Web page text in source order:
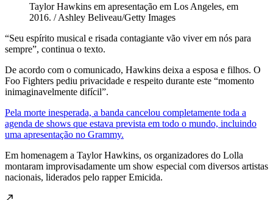
Taylor Hawkins em apresentação em Los Angeles, em
2016. / Ashley Beliveau/Getty Images
“Seu espírito musical e risada contagiante vão viver em nós para
sempre”, continua o texto.
De acordo com o comunicado, Hawkins deixa a esposa e filhos. O
Foo Fighters pediu privacidade e respeito durante este “momento
inimaginavelmente difícil”.
Pela morte inesperada, a banda cancelou completamente toda a
agenda de shows que estava prevista em todo o mundo, incluindo
uma apresentação no Grammy.
Em homenagem a Taylor Hawkins, os organizadores do Lolla
montaram improvisadamente um show especial com diversos artistas
nacionais, liderados pelo rapper Emicida.